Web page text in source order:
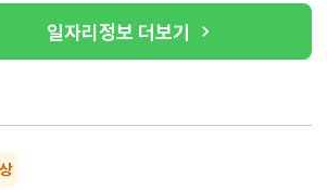
일자리정보 더보기